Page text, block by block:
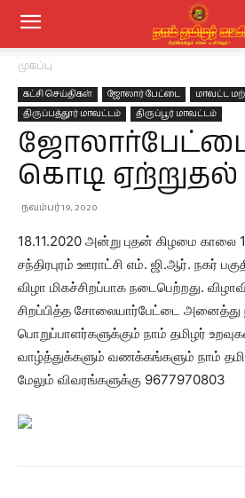
முகப்பு
கட்சி செய்திகள் ஜோலார் பேட்டை
மாவட்ட
திருப்பத்தூர் மாவட்டம்
திருப்பூர் மாவட்டம்
ஜோலார்பேட்டை
கொடி ஏற்றுதல்
நவம்பர் 19, 2020
18.11.2020 அன்று புதன் கிழமை
சந்திரபுரம் ஊராட்சி எம். ஜி.ஆர். நகர்
விழா மிகச்சிறப்பாக நடைபெற்றது.
சிறப்பித்த சோலையார்பேட்டை அனைத்து
பொறுப்பாளர்களுக்கும் நாம் தமிழர்
வாழ்த்துக்களும் வணக்கங்களும் நாம்
மேலும் விவரங்களுக்கு 9677970803